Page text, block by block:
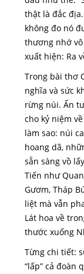
thật là đắc
không đo nó
thương nhớ
xuất hiện: Ra
Trong bài thơ
nghĩa và sức
rừng núi. Ấn
cho kỷ niệm
làm sao: núi
hoang dã,
sẵn sàng vồ
Tiến như
Gươm, Tháp
liệt mà vẫn
Lát hoa về
thước xuống
Từng chi tiết:
“lấp” cả đoàn